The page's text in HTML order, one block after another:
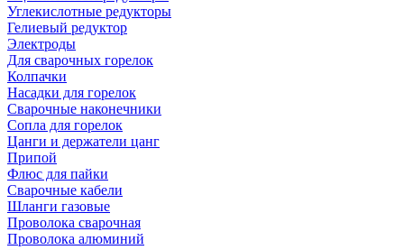
Углекислотные редукторы
Гелиевый редуктор
Электроды
Для сварочных горелок
Колпачки
Насадки для горелок
Сварочные наконечники
Сопла для горелок
Цанги и держатели цанг
Припой
Флюс для пайки
Сварочные кабели
Шланги газовые
Проволока сварочная
Проволока алюминий